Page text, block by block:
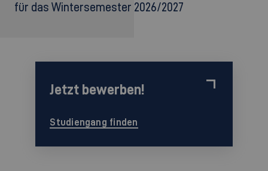
für das Wintersemester 2026/2027
Jetzt bewerben!
Studiengang finden